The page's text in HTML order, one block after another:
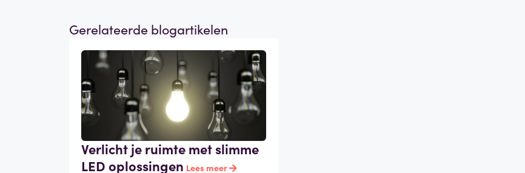
Gerelateerde blogartikelen
Verlicht je ruimte met slimme
LED oplossingen Lees meer